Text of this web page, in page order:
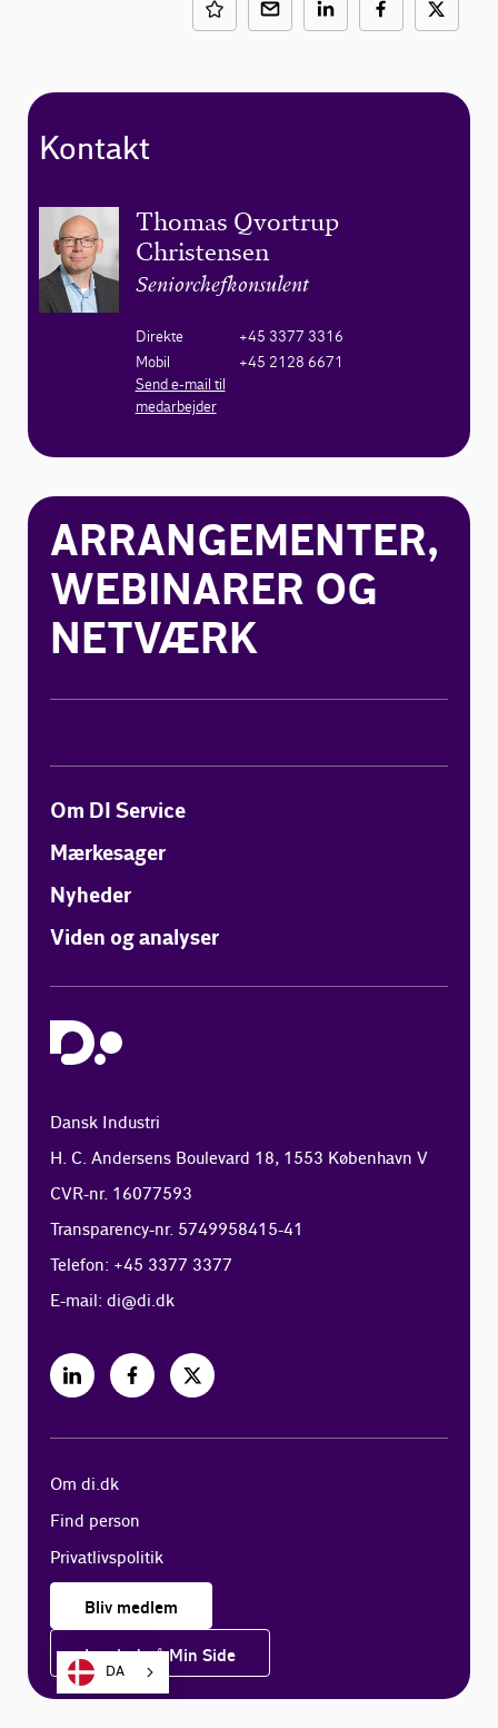
Kontakt
Thomas Qvortrup
Christensen
Seniorchefkonsulent
Direkte
+45 3377 3316
Mobil
+45 2128 6671
Send e-mail til
medarbejder
ARRANGEMENTER,
WEBINARER OG
NETVÆRK
Om DI Service
Mærkesager
Nyheder
Viden og analyser
Dansk Industri
H. C. Andersens Boulevard 18, 1553 København V
CVR-nr. 16077593
Transparency-nr. 5749958415-41
Telefon: +45 3377 3377
E-mail:di@di.dk
Om di.dk
Find person
Privatlivspolitik
Bliv medlem
Log ind på Min Side
DA